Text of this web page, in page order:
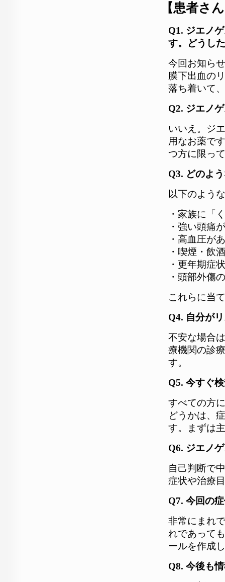
【患者さ
Q1. ジエノ
す。どうし
今回お知ら
膜下出血の
落ち着いて
Q2. ジエノ
いいえ。ジ
用なお薬で
つ方に限っ
Q3. どのよ
以下のよう
・家族に「
・強い頭痛
・高血圧が
・喫煙・飲
・更年期症
・頭部外傷
これらに当
Q4. 自分が
不安な場合
療機関の診
す。
Q5. 今すぐ
すべての方
どうかは、
す。まずは
Q6. ジエノ
自己判断で
症状や治療
Q7. 今回の
非常にまれ
れであって
ールを作成
Q8. 今後も